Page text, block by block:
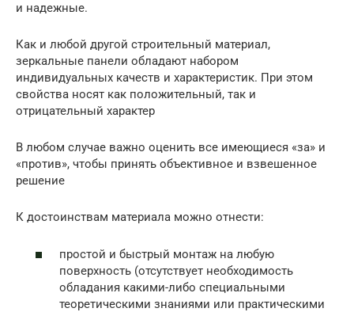
и надежные.
Как и любой другой строительный материал,
зеркальные панели обладают набором
индивидуальных качеств и характеристик. При этом
свойства носят как положительный, так и
отрицательный характер
В любом случае важно оценить все имеющиеся «за» и
«против», чтобы принять объективное и взвешенное
решение
К достоинствам материала можно отнести:
простой и быстрый монтаж на любую
поверхность (отсутствует необходимость
обладания какими-либо специальными
теоретическими знаниями или практическими